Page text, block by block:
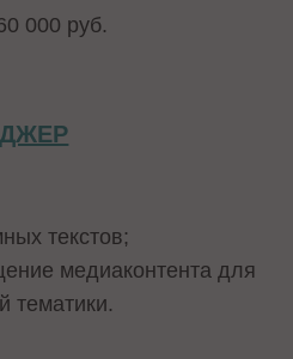
000 руб.
текстов;
медиаконтента для
тематики.